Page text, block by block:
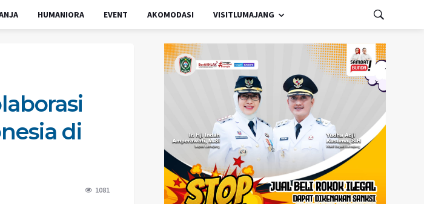
HUMANIORA EVENT AKOMODASI VISITLUMAJANG
di
1081